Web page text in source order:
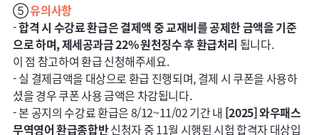
⑤ 유의사항
- 합격 시 수강료 환급은 결제액 중 교재비를 공제한 금액을 기준
으로 하며, 제세공과금 22% 원천징수 후 환급처리 됩니다.
이 점 참고하여 환급 신청해주세요.
- 실 결제금액을 대상으로 환급 진행되며, 결제 시 쿠폰을 사용하
셨을 경우 쿠폰 사용 금액은 차감됩니다.
- 본 공지의 수강료 환급은 8/12~11/02 기간 내 [2025] 와우패스
무역영어 환급종합반 신청자 중 11월 시행된 시험 합격자 대상입